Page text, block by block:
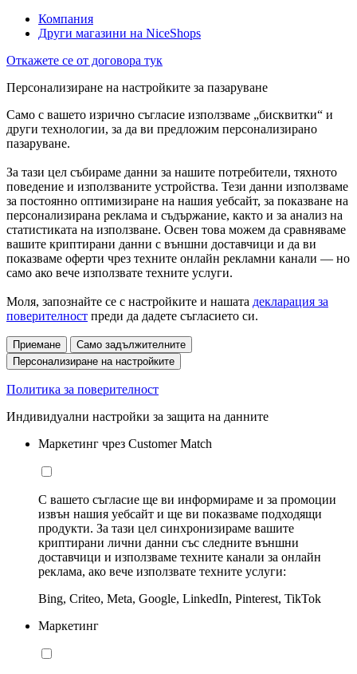
Компания
Други магазини на NiceShops
Откажете се от договора тук
Персонализиране на настройките за пазаруване
Само с вашето изрично съгласие използваме „бисквитки“ и
други технологии, за да ви предложим персонализирано
пазаруване.
За тази цел събираме данни за нашите потребители, тяхното
поведение и използваните устройства. Тези данни използваме
за постоянно оптимизиране на нашия уебсайт, за показване на
персонализирана реклама и съдържание, както и за анализ на
статистиката на използване. Освен това можем да сравняваме
вашите криптирани данни с външни доставчици и да ви
показваме оферти чрез техните онлайн рекламни канали — но
само ако вече използвате техните услуги.
Моля, запознайте се с настройките и нашата декларация за
поверителност преди да дадете съгласието си.
Приемане
Само задължителните
Персонализиране на настройките
Политика за поверителност
Индивидуални настройки за защита на данните
Маркетинг чрез Customer Match
С вашето съгласие ще ви информираме и за промоции
извън нашия уебсайт и ще ви показваме подходящи
продукти. За тази цел синхронизираме вашите
криптирани лични данни със следните външни
доставчици и използваме техните канали за онлайн
реклама, ако вече използвате техните услуги:
Bing, Criteo, Meta, Google, LinkedIn, Pinterest, TikTok
Маркетинг